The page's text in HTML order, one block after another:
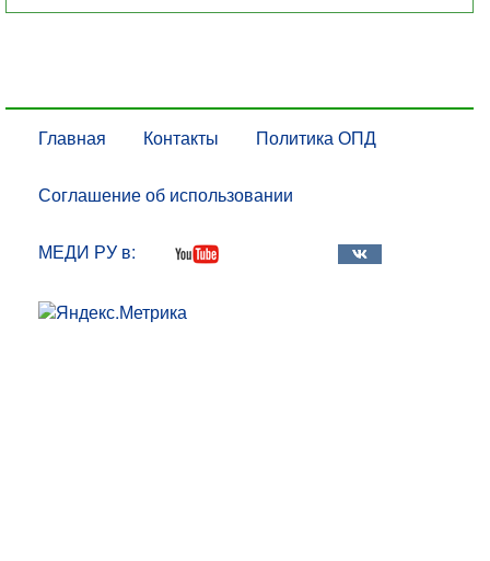
Главная Контакты Политика ОПД
Соглашение об использовании
МЕДИ РУ в: